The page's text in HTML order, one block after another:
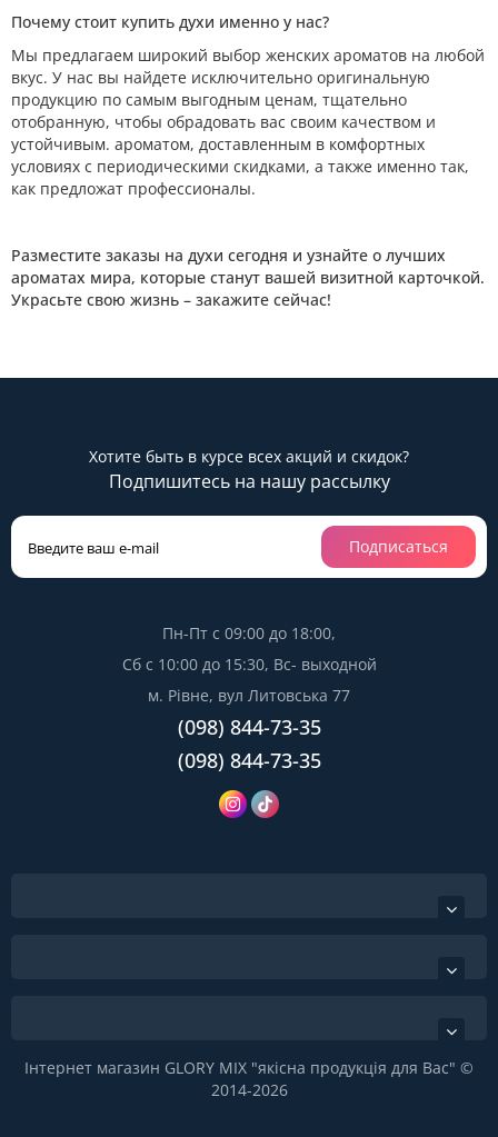
Почему стоит купить духи именно у нас?
Мы предлагаем широкий выбор женских ароматов на любой
вкус. У нас вы найдете исключительно оригинальную
продукцию по самым выгодным ценам, тщательно
отобранную, чтобы обрадовать вас своим качеством и
устойчивым. ароматом, доставленным в комфортных
условиях с периодическими скидками, а также именно так,
как предложат профессионалы.
Разместите заказы на духи сегодня и узнайте о лучших
ароматах мира, которые станут вашей визитной карточкой.
Украсьте свою жизнь – закажите сейчас!
Хотите быть в курсе всех акций и скидок?
Подпишитесь на нашу рассылку
Подписаться
Пн-Пт с 09:00 до 18:00,
Сб с 10:00 до 15:30, Вс- выходной
м. Рівне, вул Литовська 77
(098) 844-73-35
(098) 844-73-35
Інтернет магазин GLORY MIX "якісна продукція для Вас" ©
2014-2026